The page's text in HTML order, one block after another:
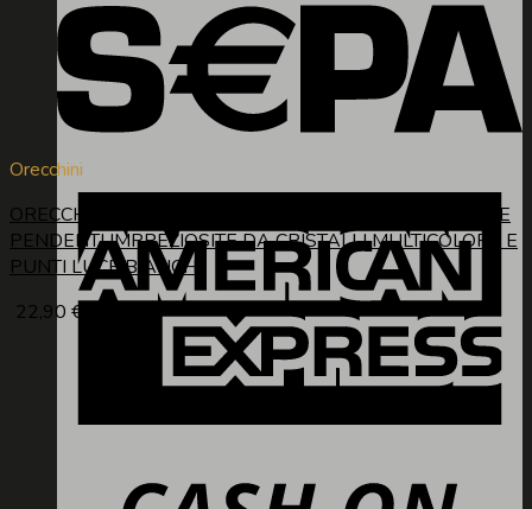
Orecchini
ORECCHINI IN METALLO A CERCHIETTO, CON CAMPANE
PENDENTI IMPREZIOSITE DA CRISTALLI MULTICOLORE E
PUNTI LUCE BIANCHI
22,90 €